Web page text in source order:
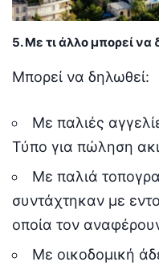
5. Με τι άλλο μπορεί να
Μπορεί να δηλωθεί:
Με παλιές
Τύπο για πώληση
Με παλιά
συντάχτηκαν με
οποία τον
Με οικοδομική